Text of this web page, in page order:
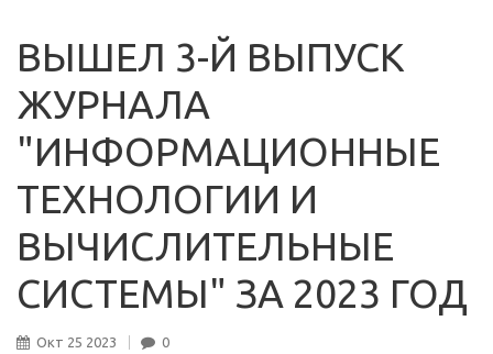
ВЫШЕЛ 3-Й ВЫПУСК
ЖУРНАЛА
"ИНФОРМАЦИОННЫЕ
ТЕХНОЛОГИИ И
ВЫЧИСЛИТЕЛЬНЫЕ
СИСТЕМЫ" ЗА 2023 ГОД
Окт 25 2023 0